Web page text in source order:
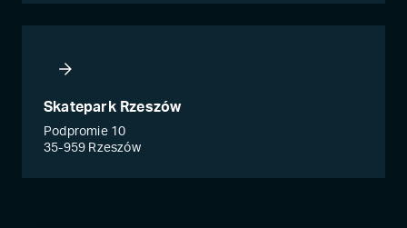
Skatepark Rzeszów
Podpromie 10
35-959 Rzeszów